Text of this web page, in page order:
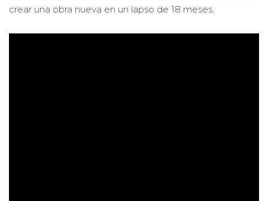
crear una obra nueva en un lapso de 18 meses.